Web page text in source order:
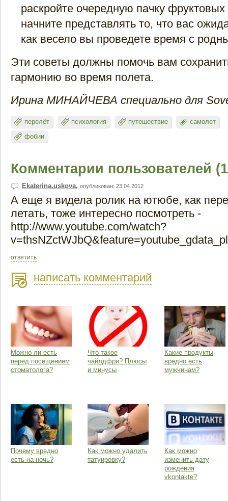
раскройте очередную пачку фруктовых
начните представлять то, что вас
как весело вы проведете время с
Эти советы должны помочь вам
гармонию во время полета.
Ирина МИНАЙЧЕВА специально для
перелёт психология путешествие
самолет
фобии
Комментарии пользователей
Ekaterina.uskova, опубликован: 23.04.2012
А еще я видела ролик на ютюбе, как
летать, тоже интересно посмотреть -
http://www.youtube.com/watch?
ответить
написать комментарий
Можно ли есть
перед посещением
стоматолога?
Что такое
чайлдфри? Плюсы
и минусы
Какие продукты
вредно есть
мужчинам?
Почему вредно
есть на ночь?
Как можно удалить
татуировку?
Как можно
изменить дату
рождения
vkontakte?